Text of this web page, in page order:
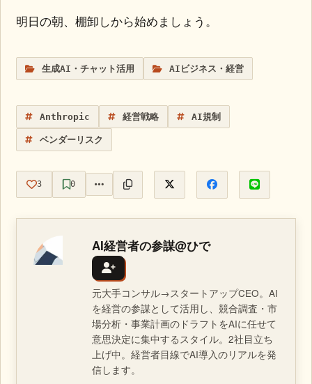
明日の朝、棚卸しから始めましょう。
生成AI・チャット活用 AIビジネス・経営
Anthropic 経営戦略 AI規制
ベンダーリスク
3 0
AI経営者の参謀@ひで
元大手コンサル→スタートアップCEO。AI
を経営の参謀として活用し、競合調査・市
場分析・事業計画のドラフトをAIに任せて
意思決定に集中するスタイル。2社目立ち
上げ中。経営者目線でAI導入のリアルを発
信します。